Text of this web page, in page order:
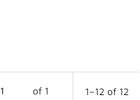
of 1 1–12 of 12